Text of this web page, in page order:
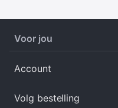
Voor jou
Account
Volg bestelling